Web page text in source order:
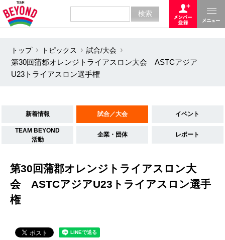
トップ トピックス
試合/大会
第30回蒲郡オレンジトライアスロン大会 ASTCアジア
U23トライアスロン選手権
新着情報 試合／大会 イベント
TEAM BEYOND
活動
企業・団体 レポート
第30回蒲郡オレンジトライアスロン大
会 ASTCアジアU23トライアスロン選手
権